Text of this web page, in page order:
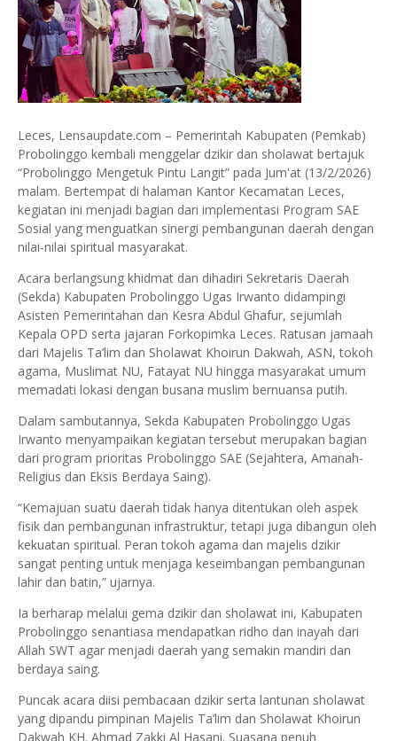
Leces, Lensaupdate.com – Pemerintah Kabupaten (Pemkab)
Probolinggo kembali menggelar dzikir dan sholawat bertajuk
“Probolinggo Mengetuk Pintu Langit” pada Jum'at (13/2/2026)
malam. Bertempat di halaman Kantor Kecamatan Leces,
kegiatan ini menjadi bagian dari implementasi Program SAE
Sosial yang menguatkan sinergi pembangunan daerah dengan
nilai-nilai spiritual masyarakat.
Acara berlangsung khidmat dan dihadiri Sekretaris Daerah
(Sekda) Kabupaten Probolinggo Ugas Irwanto didampingi
Asisten Pemerintahan dan Kesra Abdul Ghafur, sejumlah
Kepala OPD serta jajaran Forkopimka Leces. Ratusan jamaah
dari Majelis Ta’lim dan Sholawat Khoirun Dakwah, ASN, tokoh
agama, Muslimat NU, Fatayat NU hingga masyarakat umum
memadati lokasi dengan busana muslim bernuansa putih.
Dalam sambutannya, Sekda Kabupaten Probolinggo Ugas
Irwanto menyampaikan kegiatan tersebut merupakan bagian
dari program prioritas Probolinggo SAE (Sejahtera, Amanah-
Religius dan Eksis Berdaya Saing).
“Kemajuan suatu daerah tidak hanya ditentukan oleh aspek
fisik dan pembangunan infrastruktur, tetapi juga dibangun oleh
kekuatan spiritual. Peran tokoh agama dan majelis dzikir
sangat penting untuk menjaga keseimbangan pembangunan
lahir dan batin,” ujarnya.
Ia berharap melalui gema dzikir dan sholawat ini, Kabupaten
Probolinggo senantiasa mendapatkan ridho dan inayah dari
Allah SWT agar menjadi daerah yang semakin mandiri dan
berdaya saing.
Puncak acara diisi pembacaan dzikir serta lantunan sholawat
yang dipandu pimpinan Majelis Ta’lim dan Sholawat Khoirun
Dakwah KH. Ahmad Zakki Al Hasani. Suasana penuh